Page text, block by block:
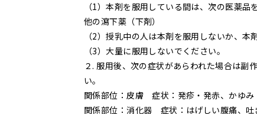
（1）本剤を服用している間は、次の医薬品
他の瀉下薬（下剤）
（2）授乳中の人は本剤を服用しないか、本
（3）大量に服用しないでください。
２. 服用後、次の症状があらわれた場合は副
い。
関係部位：皮膚 症状：発疹・発赤、かゆみ
関係部位：消化器 症状：はげしい腹痛、吐